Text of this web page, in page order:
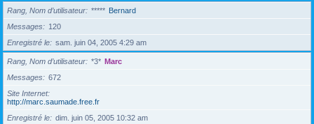
Rang, Nom d’utilisateur ***** Bernard
Messages
120
Enregistré le
sam. juin 04, 2005 4:29 am
Rang, Nom d’utilisateur *3* Marc
Messages
672
Site Internet
http://marc.saumade.free.fr
Enregistré le
dim. juin 05, 2005 10:32 am